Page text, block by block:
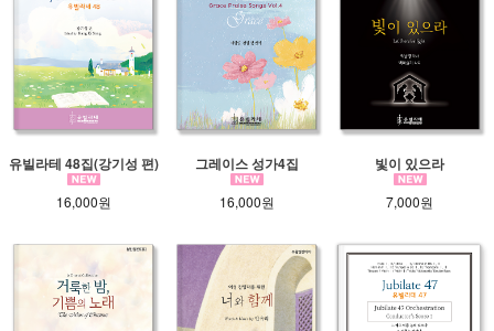
유빌라테 48집(강기성 편)
16,000원
그레이스 성가4집
16,000원
빛이 있으라
7,000원